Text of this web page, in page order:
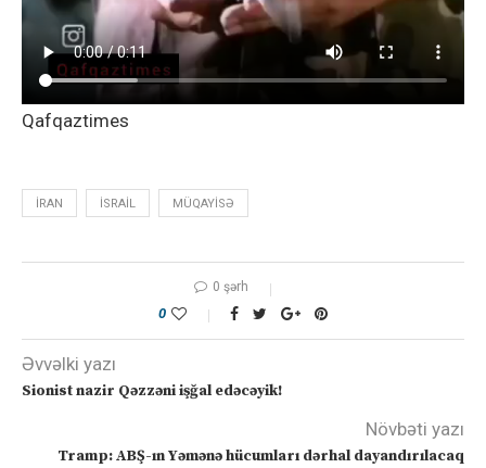
Qafqaztimes
İRAN İSRAIL MÜQAYISƏ
0 şərh
0
Əvvəlki yazı
Sionist nazir Qəzzəni işğal edəcəyik!
Növbəti yazı
Tramp: ABŞ-ın Yəmənə hücumları dərhal dayandırılacaq